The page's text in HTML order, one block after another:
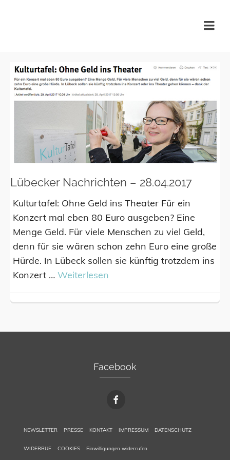
Lübecker Nachrichten – 28.04.2017
Kulturtafel: Ohne Geld ins Theater Für ein
Konzert mal eben 80 Euro ausgeben? Eine
Menge Geld. Für viele Menschen zu viel Geld,
denn für sie wären schon zehn Euro eine große
Hürde. In Lübeck sollen sie künftig trotzdem ins
Konzert … Weiterlesen
Facebook
NEWSLETTER PRESSE KONTAKT IMPRESSUM DATENSCHUTZ
WIDERRUF COOKIES Einwilligungen widerrufen